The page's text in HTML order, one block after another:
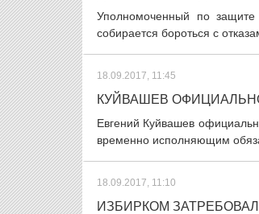
Уполномоченный по
собирается бороться с
18.09.2017, 11:45
КУЙВАШЕВ
Евгений Куйвашев
временно исполняющим
18.09.2017, 11:10
ИЗБИРКОМ